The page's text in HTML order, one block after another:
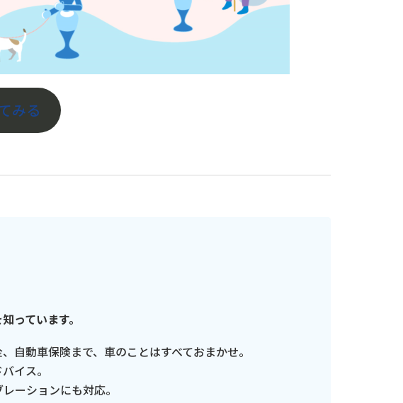
みる
っています。
自動車保険まで、車のことはすべておまかせ。
イス。
ーションにも対応。